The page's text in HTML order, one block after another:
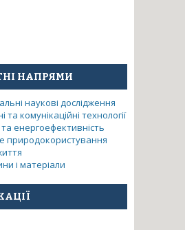
оксиду азоту (ІІ)
в медико-
дослідженнях
НАПРЯМИ
наукові дослідження
та комунікаційні технології
енергоефективність
природокористування
і матеріали